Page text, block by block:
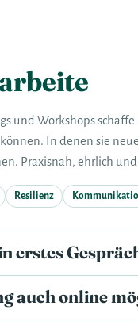
und Workshops
In denen sie
Praxisnah, ehrlich
Resilienz
erstes
auch online